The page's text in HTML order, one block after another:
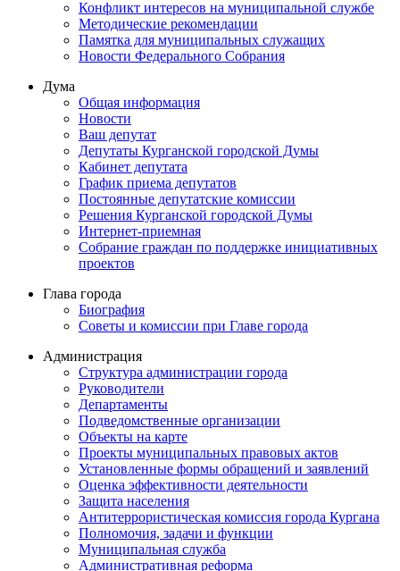
Конфликт интересов на муниципальной службе
Методические рекомендации
Памятка для муниципальных служащих
Новости Федерального Cобрания
Дума
Общая информация
Новости
Ваш депутат
Депутаты Курганской городской Думы
Кабинет депутата
График приема депутатов
Постоянные депутатские комиссии
Решения Курганской городской Думы
Интернет-приемная
Собрание граждан по поддержке инициативных
проектов
Глава города
Биография
Советы и комиссии при Главе города
Администрация
Структура администрации города
Руководители
Департаменты
Подведомственные организации
Объекты на карте
Проекты муниципальных правовых актов
Установленные формы обращений и заявлений
Оценка эффективности деятельности
Защита населения
Антитеррористическая комиссия города Кургана
Полномочия, задачи и функции
Муниципальная служба
Административная реформа